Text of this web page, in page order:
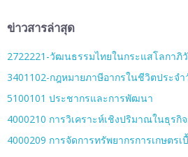
ข่าวสารล่าสุด
2722221-วัฒนธรรมไทยในกระแสโลกาภิ
3401102-กฎหมายภาษีอากรในชีวิตประจ
5100101 ประชากรและการพัฒนา
4000210 การวิเคราะห์เชิงปริมาณในธุรกิ
4000209 การจัดการทรัพยากรการเกษตรเ